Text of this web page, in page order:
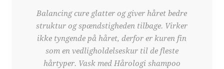
Balancing cure glatter og giver håret bedre
struktur og spændstigheden tilbage. Virker
ikke tyngende på håret, derfor er kuren fin
som en vedligholdelseskur til de fleste
hårtyper. Vask med Hårologi shampoo